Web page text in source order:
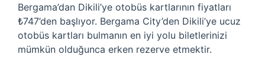
Bergama’dan Dikili’ye otobüs kartlarının fiyatları
₺747’den başlıyor. Bergama City’den Dikili’ye ucuz
otobüs kartları bulmanın en iyi yolu biletlerinizi
mümkün olduğunca erken rezerve etmektir.